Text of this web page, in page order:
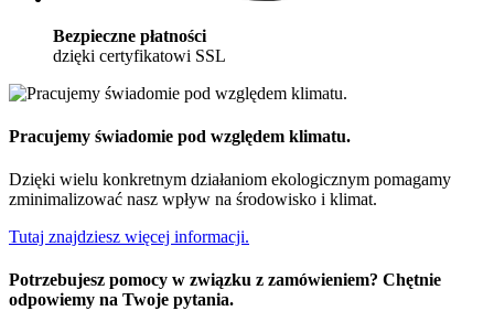
Bezpieczne płatności
dzięki certyfikatowi SSL
Pracujemy świadomie pod względem klimatu.
Dzięki wielu konkretnym działaniom ekologicznym pomagamy
zminimalizować nasz wpływ na środowisko i klimat.
Tutaj znajdziesz więcej informacji.
Potrzebujesz pomocy w związku z zamówieniem? Chętnie
odpowiemy na Twoje pytania.